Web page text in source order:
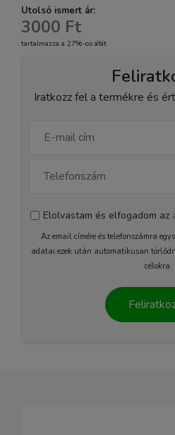
Utolsó ismert ár:
3000 Ft
tartalmazza a 27%-os áfát
Iratkozz fel a termékre és
Elolvastam és elfogadom az
Az email címére és telefonszámra
adatai ezek után automatikusan
célokra.